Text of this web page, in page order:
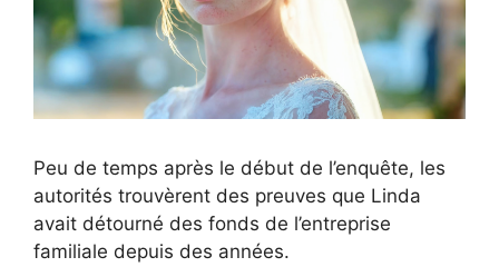
Peu de temps après le début de l’enquête, les
autorités trouvèrent des preuves que Linda
avait détourné des fonds de l’entreprise
familiale depuis des années.